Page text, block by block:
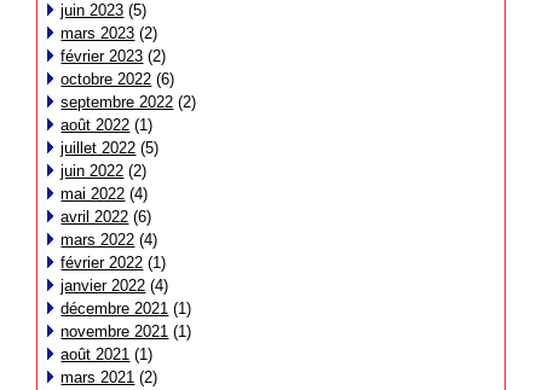
juin 2023 (5)
mars 2023 (2)
février 2023 (2)
octobre 2022 (6)
septembre 2022 (2)
août 2022 (1)
juillet 2022 (5)
juin 2022 (2)
mai 2022 (4)
avril 2022 (6)
mars 2022 (4)
février 2022 (1)
janvier 2022 (4)
décembre 2021 (1)
novembre 2021 (1)
août 2021 (1)
mars 2021 (2)